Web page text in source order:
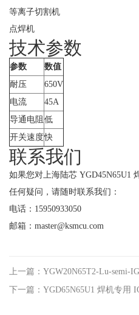
等离子切割机
点焊机
技术参数
参数
数值
耐压
650V
电流
45A
导通电阻 低
开关速度快
联系我们
如果您对上海陆芯 YGD45N65U1
任何疑问，请随时联系我们：
电话：15950933050
邮箱：master@ksmcu.com
上一篇：YGW20N65T2-Lu-semi-
下一篇：YGD65N65U1 焊机专